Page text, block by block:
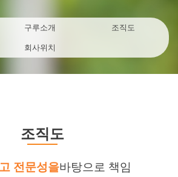
구루소개
조직도
회사위치
조직도
전문성을바탕으로 책임